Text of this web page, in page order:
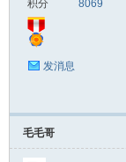
积分 8069
发消息
毛毛哥